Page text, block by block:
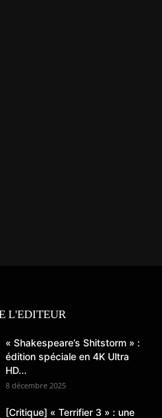
L'EDITEUR
« Shakespeare’s Shitstorm » :
édition spéciale en 4K Ultra
HD...
8 décembre 2025
[Critique] « Terrifier 3 » : une